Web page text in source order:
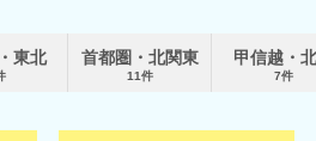
東北 首都圏・北関東
11件
甲信越・
7件